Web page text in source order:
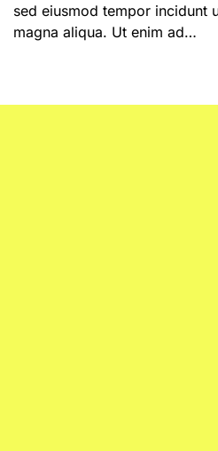
sed eiusmod tempor incidunt
magna aliqua. Ut enim ad…